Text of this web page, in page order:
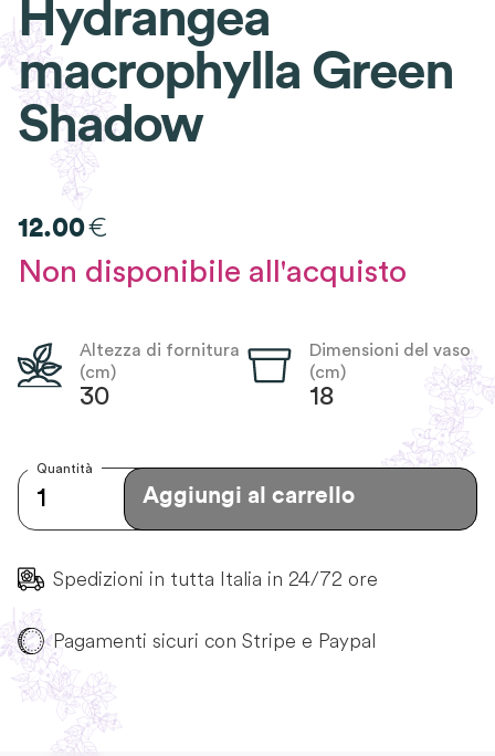
Hydrangea
macrophylla Green
Shadow
12.00€
Non disponibile all'acquisto
Altezza di fornitura
(cm)
30
Dimensioni del vaso
(cm)
18
Quantità
Aggiungi al carrello
Spedizioni in tutta Italia in 24/72 ore
Pagamenti sicuri con Stripe e Paypal